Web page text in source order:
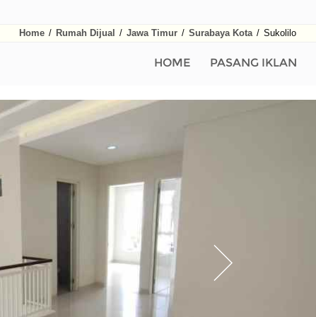
Home / Rumah Dijual / Jawa Timur / Surabaya Kota / Sukolilo
HOME PASANG IKLAN